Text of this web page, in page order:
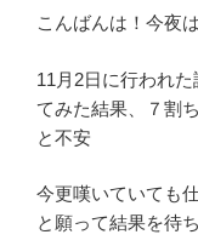
こんばんは！今夜
11月2日に行われ
てみた結果、７割
と不安
今更嘆いていても
と願って結果を待